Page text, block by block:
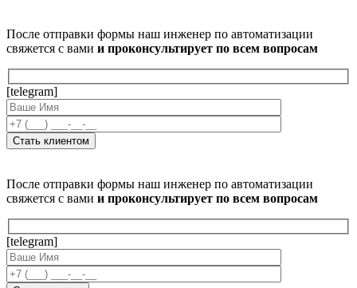
После отправки формы наш инженер по автоматизации
свяжется с вами и проконсультирует по всем вопросам
[telegram]
После отправки формы наш инженер по автоматизации
свяжется с вами и проконсультирует по всем вопросам
[telegram]